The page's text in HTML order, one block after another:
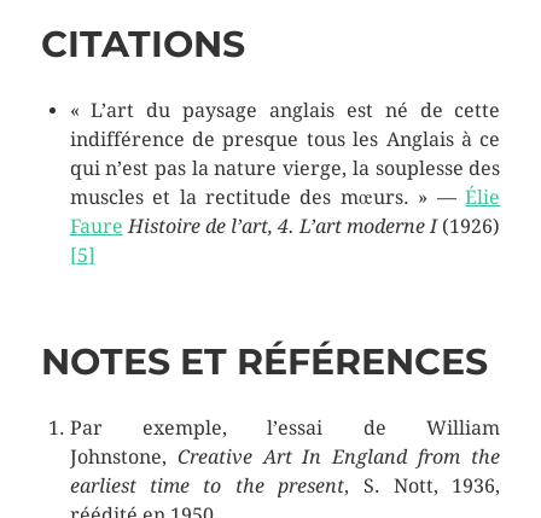
CITATIONS
« L’art du paysage anglais est né de cette
indifférence de presque tous les Anglais à ce
qui n’est pas la nature vierge, la souplesse des
muscles et la rectitude des mœurs. » —Élie
Faure Histoire de l’art, 4. L’art moderne I(1926)
[5]
NOTES ET RÉFÉRENCES
Par exemple, l’essai de William
Johnstone, Creative Art In England from the
earliest time to the present, S. Nott, 1936,